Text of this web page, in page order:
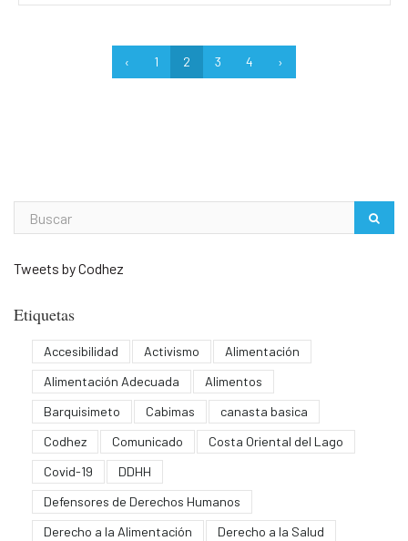
‹ 1 2 3 4 ›
Tweets by Codhez
Etiquetas
Accesibilidad Activismo
Alimentación
Alimentación Adecuada
Alimentos
Barquisimeto
Cabimas
canasta basica
Codhez
Comunicado
Costa Oriental del Lago
Covid-19
DDHH
Defensores de Derechos Humanos
Derecho a la Alimentación
Derecho a la Salud